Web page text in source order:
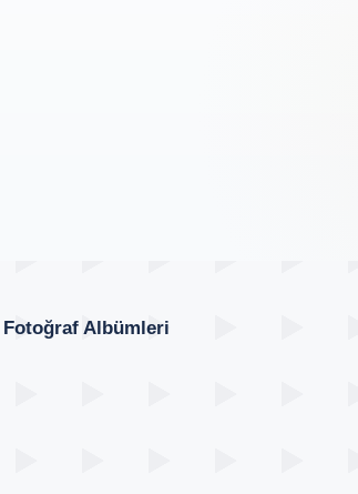
Fotoğraf Albümleri